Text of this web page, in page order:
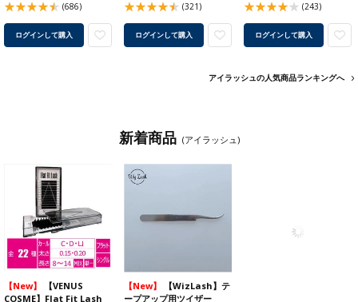
(686)
ログインして購入
(321)
ログインして購入
(243)
ログインして購入
アイラッシュの人気商品ランキングへ
新着商品 (アイラッシュ)
【New】
COSME】Flat Fit Lash
【New】
ープアップ用ツイザー